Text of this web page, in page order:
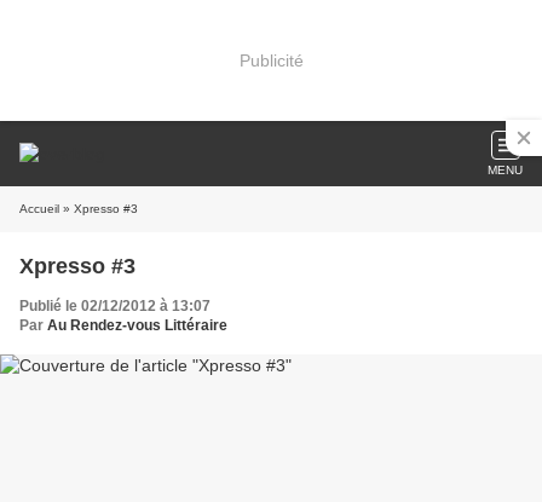
Publicité
MENU
Accueil » Xpresso #3
Xpresso #3
Publié le 02/12/2012 à 13:07
Par Au Rendez-vous Littéraire